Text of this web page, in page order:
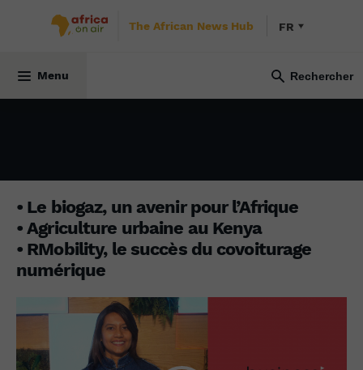
The African News Hub FR
Menu
• Le biogaz, un avenir pour l’Afrique
• Agriculture urbaine au Kenya
• RMobility, le succès du covoiturage
numérique